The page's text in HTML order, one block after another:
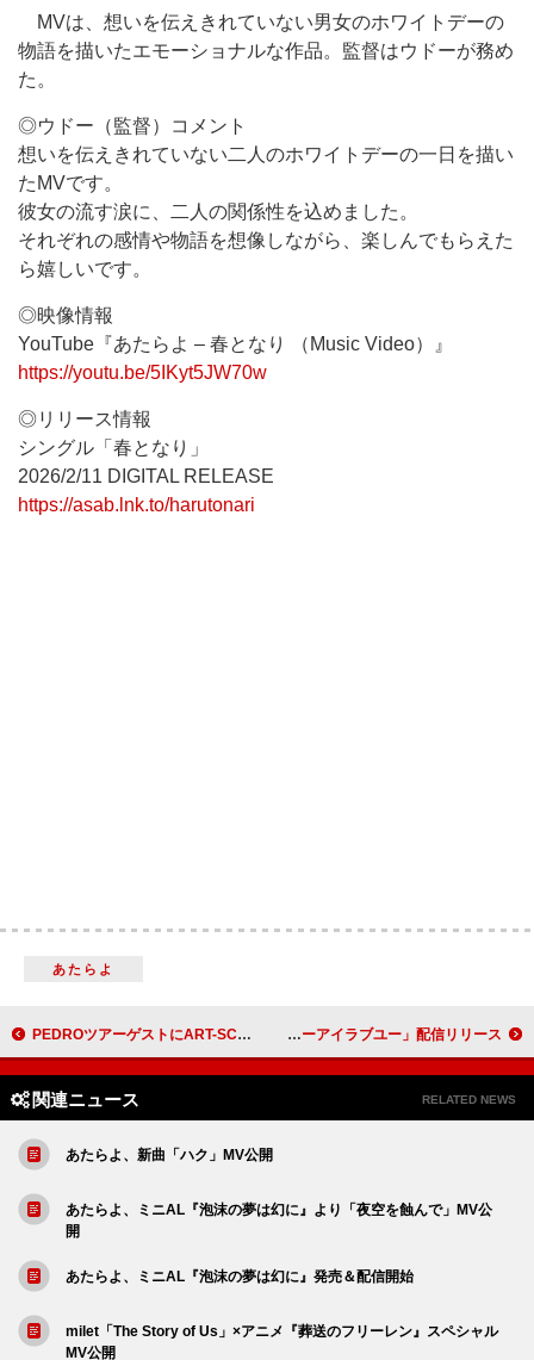
MVは、想いを伝えきれていない男女のホワイトデーの
物語を描いたエモーショナルな作品。監督はウドーが務め
た。
◎ウドー（監督）コメント
想いを伝えきれていない二人のホワイトデーの一日を描い
たMVです。
彼女の流す涙に、二人の関係性を込めました。
それぞれの感情や物語を想像しながら、楽しんでもらえた
ら嬉しいです。
◎映像情報
YouTube『あたらよ – 春となり （Music Video）』
https://youtu.be/5IKyt5JW70w
◎リリース情報
シングル「春となり」
2026/2/11 DIGITAL RELEASE
https://asab.lnk.to/harutonari
あたらよ
PEDROツアーゲストにART-SCHOOL／ZAZEN BOYS／マイヘアら、最新ライブ映像公開＆新曲配信も AI、『キットカット』ブランドソング「ラッキーアイラブユー」配信リリース
関連ニュース RELATED NEWS
あたらよ、新曲「ハク」MV公開
あたらよ、ミニAL『泡沫の夢は幻に』より「夜空を蝕んで」MV公
開
あたらよ、ミニAL『泡沫の夢は幻に』発売＆配信開始
milet「The Story of Us」×アニメ『葬送のフリーレン』スペシャル
MV公開